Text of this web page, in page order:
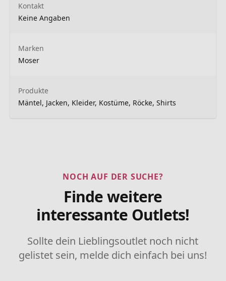
Kontakt
Keine Angaben
Marken
Moser
Produkte
Mäntel, Jacken, Kleider, Kostüme, Röcke, Shirts
NOCH AUF DER SUCHE?
Finde weitere
interessante Outlets!
Sollte dein Lieblingsoutlet noch nicht
gelistet sein, melde dich einfach bei uns!